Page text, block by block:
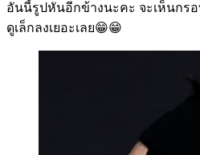
อันนี้รูปหันอีกข้างนะคะ จะเห็นก
ดูเล็กลงเยอะเลย😁😁